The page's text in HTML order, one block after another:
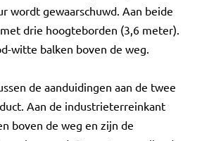
wordt gewaarschuwd. Aan beide
drie hoogteborden (3,6 meter).
witte balken boven de weg.
de aanduidingen aan de twee
Aan de industrieterreinkant
boven de weg en zijn de